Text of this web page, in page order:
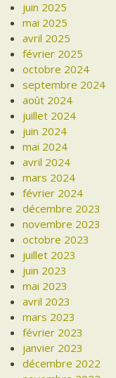
juin 2025
mai 2025
avril 2025
février 2025
octobre 2024
septembre 2024
août 2024
juillet 2024
juin 2024
mai 2024
avril 2024
mars 2024
février 2024
décembre 2023
novembre 2023
octobre 2023
juillet 2023
juin 2023
mai 2023
avril 2023
mars 2023
février 2023
janvier 2023
décembre 2022